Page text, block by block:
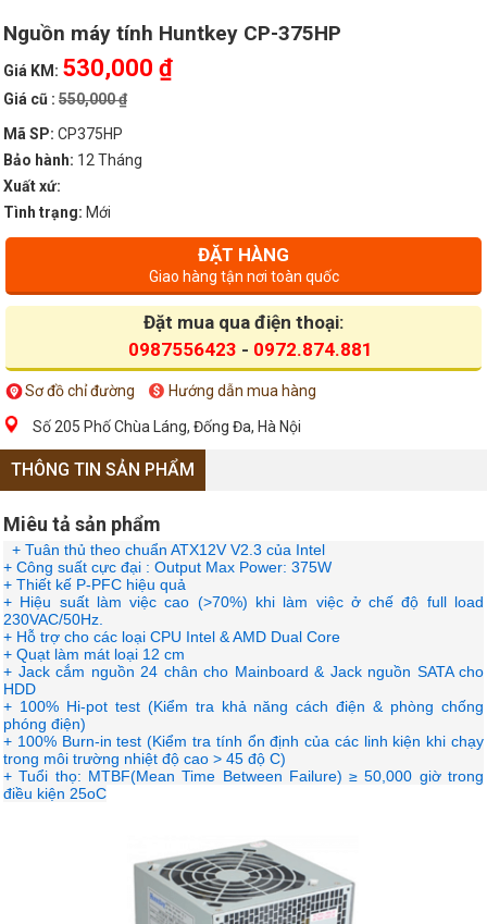
Nguồn máy tính Huntkey CP-375HP
Giá KM: 530,000 ₫
Giá cũ : 550,000 ₫
Mã SP: CP375HP
Bảo hành: 12 Tháng
Xuất xứ:
Tình trạng: Mới
ĐẶT HÀNG
Giao hàng tận nơi toàn quốc
Đặt mua qua điện thoại:
0987556423 - 0972.874.881
Sơ đồ chỉ đường Hướng dẫn mua hàng
Số 205 Phố Chùa Láng, Đống Đa, Hà Nội
THÔNG TIN SẢN PHẨM
Miêu tả sản phẩm
+ Tuân thủ theo chuẩn ATX12V V2.3 của Intel
+ Công suất cực đại : Output Max Power: 375W
+ Thiết kế P-PFC hiệu quả
+ Hiệu suất làm việc cao (>70%) khi làm việc ở chế độ full load
230VAC/50Hz.
+ Hỗ trợ cho các loại CPU Intel & AMD Dual Core
+ Quạt làm mát loại 12 cm
+ Jack cắm nguồn 24 chân cho Mainboard & Jack nguồn SATA cho
HDD
+ 100% Hi-pot test (Kiểm tra khả năng cách điện & phòng chống
phóng điện)
+ 100% Burn-in test (Kiểm tra tính ổn định của các linh kiện khi chạy
trong môi trường nhiệt độ cao > 45 độ C)
+ Tuổi thọ: MTBF(Mean Time Between Failure) ≥ 50,000 giờ trong
điều kiện 25oC